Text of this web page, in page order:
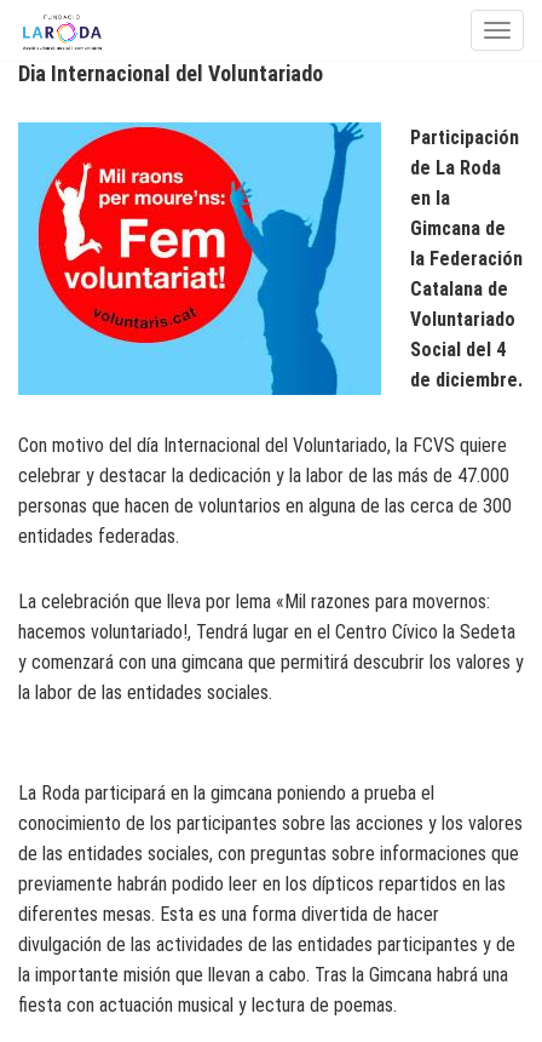
Skip to content
Dia Internacional del Voluntariado
Participación
de La Roda
en la
Gimcana de
la Federación
Catalana de
Voluntariado
Social del 4
de diciembre.
Con motivo del día Internacional del Voluntariado, la FCVS quiere
celebrar y destacar la dedicación y la labor de las más de 47.000
personas que hacen de voluntarios en alguna de las cerca de 300
entidades federadas.
La celebración que lleva por lema «Mil razones para movernos:
hacemos voluntariado!, Tendrá lugar en el Centro Cívico la Sedeta
y comenzará con una gimcana que permitirá descubrir los valores y
la labor de las entidades sociales.
La Roda participará en la gimcana poniendo a prueba el
conocimiento de los participantes sobre las acciones y los valores
de las entidades sociales, con preguntas sobre informaciones que
previamente habrán podido leer en los dípticos repartidos en las
diferentes mesas. Esta es una forma divertida de hacer
divulgación de las actividades de las entidades participantes y de
la importante misión que llevan a cabo. Tras la Gimcana habrá una
fiesta con actuación musical y lectura de poemas.